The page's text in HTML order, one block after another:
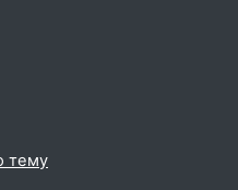
тему